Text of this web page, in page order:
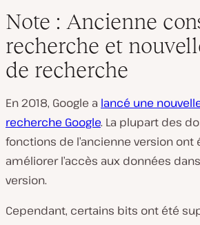
Note : Ancienne
recherche et
de recherche
En 2018, Google a lancé une
recherche Google. La plupart des
fonctions de l’ancienne version
améliorer l’accès aux données
version.
Cependant, certains bits ont été